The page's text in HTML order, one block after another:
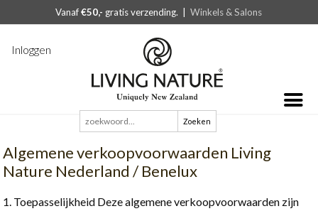
Vanaf€50,- gratis verzending. |Winkels & Salons
Inloggen
Zoeken
naar:
Algemene verkoopvoorwaarden Living
Nature Nederland / Benelux
Toepasselijkheid Deze algemene verkoopvoorwaarden zijn